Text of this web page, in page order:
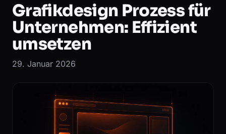
Grafikdesign Prozess für
Unternehmen: Effizient
umsetzen
29. Januar 2026